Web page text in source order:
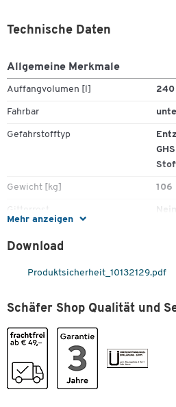
Mehr anzeigen
Technische Daten
Allgemeine Merkmale
Auffangvolumen [l] 240
Fahrbar
Gefahrstofftyp
Gewicht [kg] 106
Gitterrost Nein
Material Stahl
Norm
Oberfläche
Stapelbar
Traglast [kg]
Download
Produktsicherheit_10132129.pdf
Schäfer Shop Qualität und